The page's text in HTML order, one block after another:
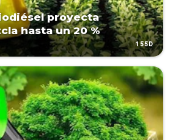
proyecta
hasta un 20 %
155D